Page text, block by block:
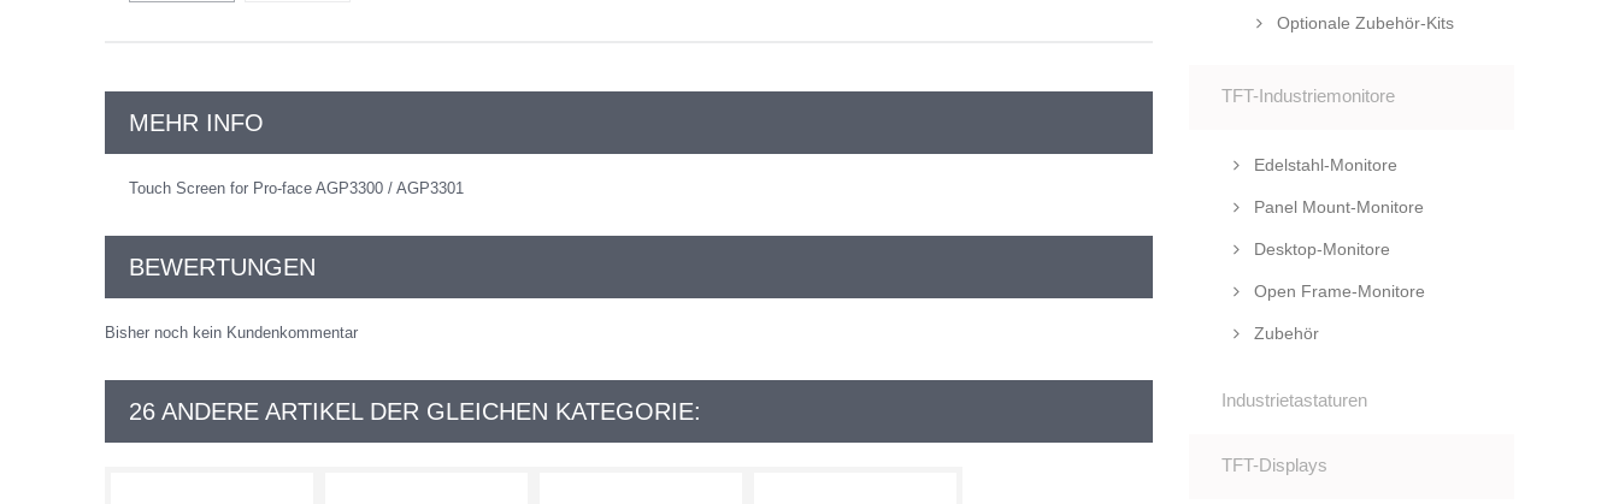
MEHR INFO
Touch Screen for Pro-face AGP3300 / AGP3301
BEWERTUNGEN
Bisher noch kein Kundenkommentar
26 ANDERE ARTIKEL DER GLEICHEN KATEGORIE:
Optionale Zubehör-Kits
TFT-Industriemonitore
Edelstahl-Monitore
Panel Mount-Monitore
Desktop-Monitore
Open Frame-Monitore
Zubehör
Industrietastaturen
TFT-Displays